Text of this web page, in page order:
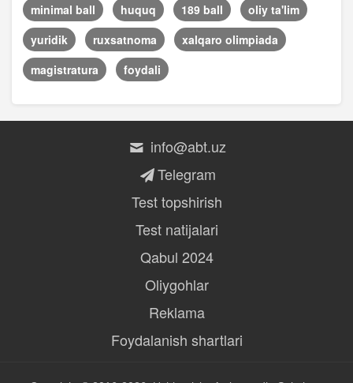
minimal ball
huquq 189 ball
oliy ta'lim
yuridik
ruxsatnoma
xalqaro olimpiada
magistratura
foydali
info@abt.uz
Telegram
Test topshirish
Test natijalari
Qabul 2024
Oliygohlar
Reklama
Foydalanish shartlari